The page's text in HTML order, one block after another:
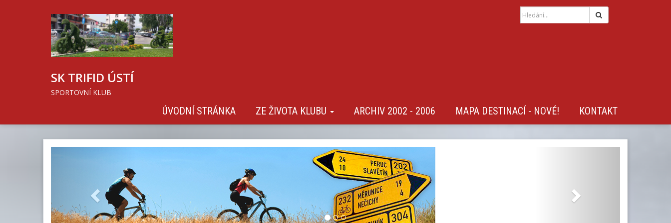
SK TRIFID ÚSTÍ
SPORTOVNÍ KLUB
ÚVODNÍ STRÁNKA ZE ŽIVOTA KLUBU ARCHIV 2002 - 2006 MAPA DESTINACÍ - NOVÉ! KONTAKT